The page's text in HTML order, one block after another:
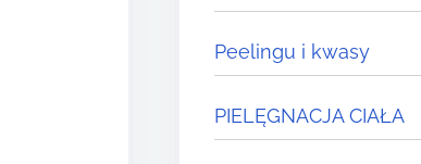
Peelingu i kwasy
PIELĘGNACJA CIAŁA